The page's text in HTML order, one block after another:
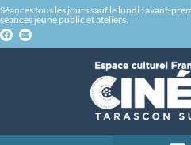
Séances tous les jours sauf le lundi : avant-
séances jeune public et ateliers.